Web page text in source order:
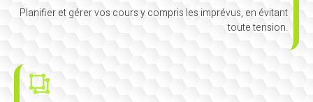
Planifier et gérer vos cours y compris les imprévus, en évitant
toute tension.